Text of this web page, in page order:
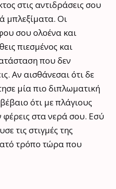
στις αντιδράσεις σου
μπλεξίματα. Οι
σου ολοένα και
πιεσμένος και
που δεν
Αν αισθάνεσαι ότι δε
μία πιο διπλωματική
ότι με πλάγιους
στα νερά σου. Εσύ
τις στιγμές της
τρόπο τώρα που